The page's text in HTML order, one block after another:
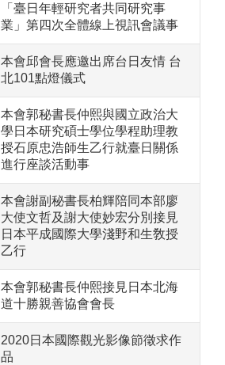
「臺日年輕研究者共同研究事
業」第四次全體線上視訊會議事
本會邱會長應邀出席台日友情 台
北101點燈儀式
本會郭秘書長仲熙與國立政治大
學日本研究碩士學位學程助理教
授石原忠浩師生乙行就臺日關係
進行座談活動事
本會謝副秘書長柏輝陪同本部廖
大使文哲及謝大使妙宏分別接見
日本平成國際大學淺野和生敎授
乙行
本會郭秘書長仲熙接見日本北海
道十勝親善協會會長
2020日本國際觀光影像節徵求作
品